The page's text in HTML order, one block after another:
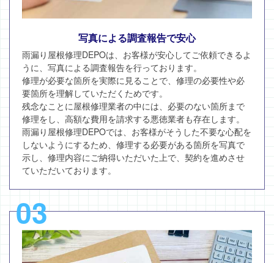
写真による調査報告で安心
雨漏り屋根修理DEPOは、お客様が安心してご依頼できるよ
うに、写真による調査報告を行っております。
修理が必要な箇所を実際に見ることで、修理の必要性や必
要箇所を理解していただくためです。
残念なことに屋根修理業者の中には、必要のない箇所まで
修理をし、高額な費用を請求する悪徳業者も存在します。
雨漏り屋根修理DEPOでは、お客様がそうした不要な心配を
しないようにするため、修理する必要がある箇所を写真で
示し、修理内容にご納得いただいた上で、契約を進めさせ
ていただいております。
03